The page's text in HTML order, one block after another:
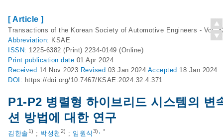
[ Article ]
Transactions of the Korean Society of Automotive Engineers - Vol.
Abbreviation: KSAE
ISSN: 1225-6382 (Print) 2234-0149 (Online)
Print publication date 01 Apr 2024
Received 14 Nov 2023 Revised 03 Jan 2024 Accepted 18 Jan 2024
DOI: https://doi.org/10.7467/KSAE.2024.32.4.371
P1-P2 병렬형 하이브리드 시스템의 변
션 방법에 대한 연구
김한솔 1) ; 박성천 2) ; 임원식 3) , *